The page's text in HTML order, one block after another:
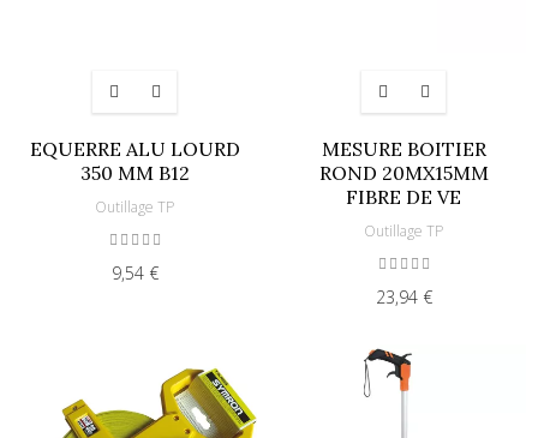
EQUERRE ALU LOURD
350 MM B12
Outillage TP
9,54 €
MESURE BOITIER
ROND 20MX15MM
FIBRE DE VE
Outillage TP
23,94 €